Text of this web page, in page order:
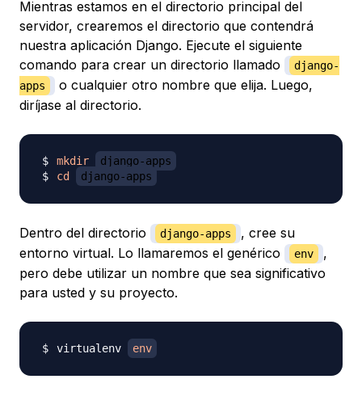
Mientras estamos en el directorio principal del
servidor, crearemos el directorio que contendrá
nuestra aplicación Django. Ejecute el siguiente
comando para crear un directorio llamado
django-
apps
o cualquier otro nombre que elija. Luego,
diríjase al directorio.
mkdir
django-apps
cd
django-apps
Dentro del directorio django-apps
, cree su
entorno virtual. Lo llamaremos el genérico
env
​​,
pero debe utilizar un nombre que sea significativo
para usted y su proyecto.
virtualenv env